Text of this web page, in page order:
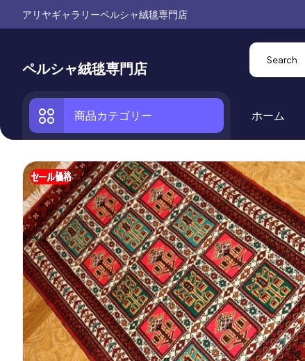
アリヤギャラリーペルシャ絨毯専門店
ペルシャ絨毯専門店
商品カテゴリー ホーム